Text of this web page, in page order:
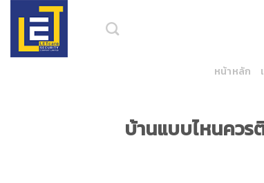
content
หน้าหลัก
บ้านแบบไหนควร